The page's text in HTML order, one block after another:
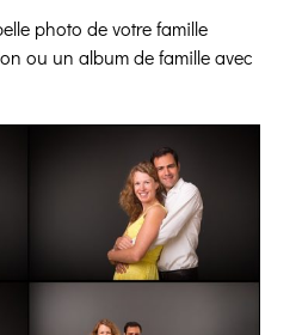
photo de votre famille
ou un album de famille avec